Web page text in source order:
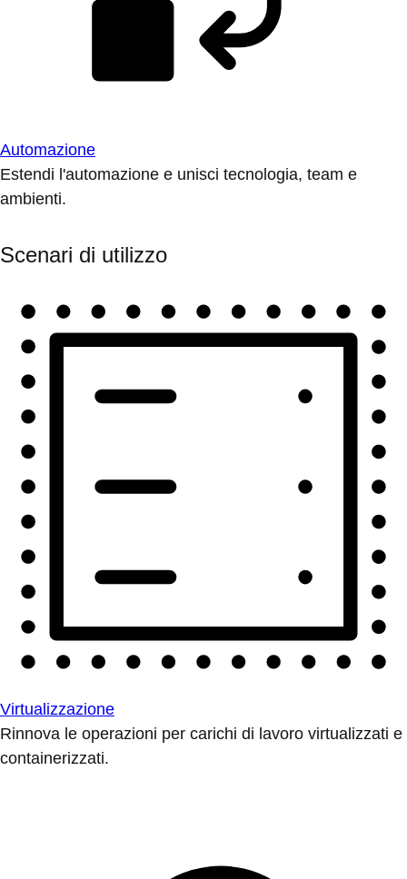
Automazione
Estendi l'automazione e unisci tecnologia, team e
ambienti.
Scenari di utilizzo
Virtualizzazione
Rinnova le operazioni per carichi di lavoro virtualizzati e
containerizzati.